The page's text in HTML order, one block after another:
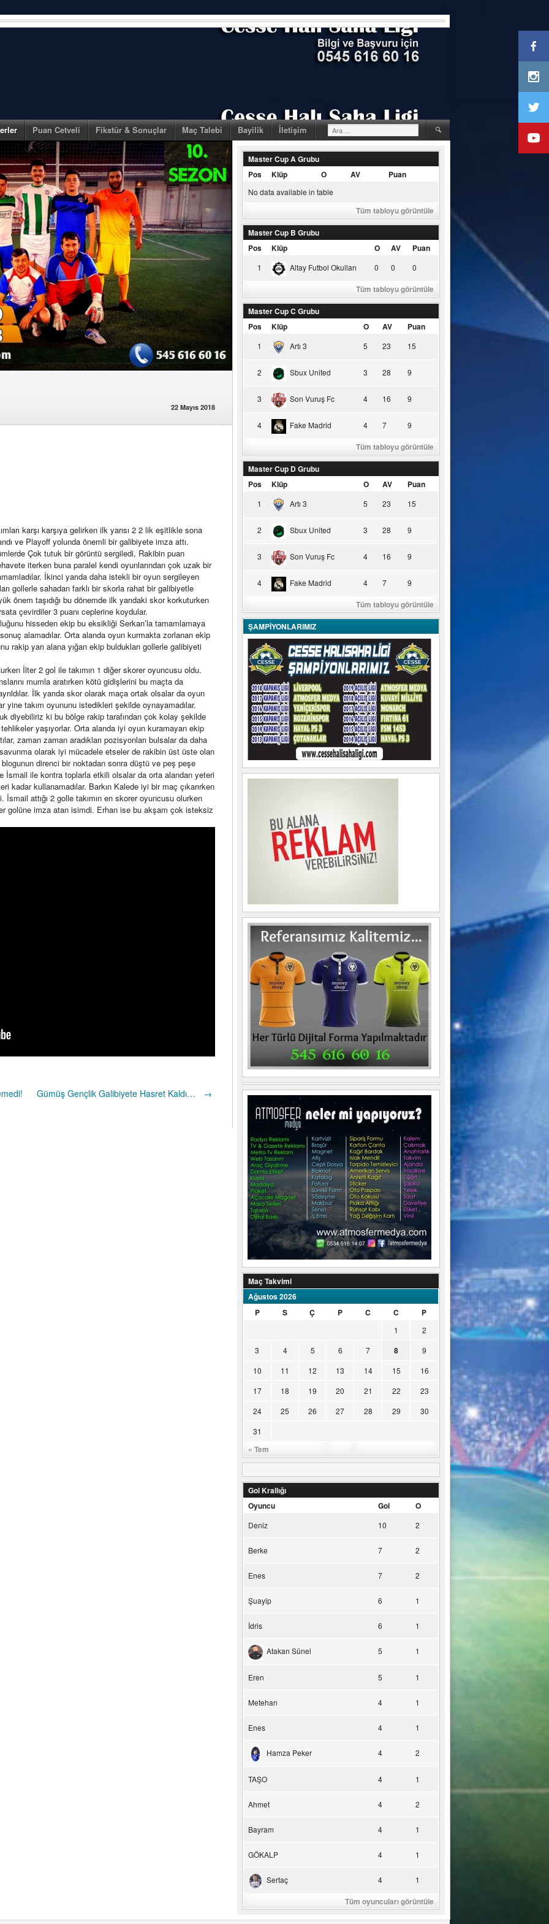
Puan Cetveli Fikstür & Sonuçlar Maç Talebi Bayilik İletişim Arama:
22 Mayıs 2018
karşı karşıya gelirken ilk yarısı 2 2 lik eşitlikle sona
ve Playoff yolunda önemli bir galibiyete imza attı.
Çok tutuk bir görüntü sergiledi, Rakibin puan
iterken buna paralel kendi oyunlarından çok uzak bir
İkinci yarıda daha istekli bir oyun sergileyen
gollerle sahadan farklı bir skorla rahat bir galibiyetle
önem taşıdığı bu dönemde ilk yarıdaki skor korkuturken
çevirdiler 3 puanı ceplerine koydular.
hisseden ekip bu eksikliği Serkan’la tamamlamaya
alamadılar. Orta alanda oyun kurmakta zorlanan ekip
rakip yarı alana yığan ekip buldukları gollerle galibiyeti
İlter 2 gol ile takımın 1 diğer skorer oyuncusu oldu.
mumla aratırken kötü gidişlerini bu maçta da
İlk yarıda skor olarak maça ortak olsalar da oyun
yine takım oyununu istedikleri şekilde oynayamadılar.
diyebiliriz ki bu bölge rakip tarafından çok kolay şekilde
yaşıyorlar. Orta alanda iyi oyun kuramayan ekip
zaman zaman aradıkları pozisyonları bulsalar da daha
olarak iyi mücadele etseler de rakibin üst üste olan
direnci bir noktadan sonra düştü ve peş peşe
İsmail ile kontra toplarla etkili olsalar da orta alandan yeteri
kadar kullanamadılar. Barkın Kalede iyi bir maç çıkarırken
attığı 2 golle takımın en skorer oyuncusu olurken
golüne imza atan isimdi. Erhan ise bu akşam çok isteksiz
Gümüş Gençlik Galibiyete Hasret Kaldı… →
Master Cup A Grubu
Pos
Klüp O AV Puan
No data available in table
Tüm tabloyu görüntüle
Master Cup B Grubu
Pos
Klüp O AV Puan
1 Altay Futbol Okulları 0 0 0
Tüm tabloyu görüntüle
Master Cup C Grubu
Pos
Klüp O AV Puan
1 Artı 3 5 23 15
2 Sbux United 3 28 9
3 Son Vuruş Fc 4 16 9
4 Fake Madrid 4 7 9
Tüm tabloyu görüntüle
Master Cup D Grubu
Pos
Klüp O AV Puan
1 Artı 3 5 23 15
2 Sbux United 3 28 9
3 Son Vuruş Fc 4 16 9
4 Fake Madrid 4 7 9
Tüm tabloyu görüntüle
ŞAMPİYONLARIMIZ
Maç Takvimi
Ağustos 2026
P
S Ç P C C P
« Tem
1
2
3
4 5 6 7 8
9
10
11 12 13 14 15
16
17
18 19 20 21 22
23
24
25 26 27 28 29
30
31
Gol Krallığı
Oyuncu
Gol O
Deniz 10 2
Berke 7 2
Enes 7 2
Şuayip 6 1
İdris 6 1
Atakan Sünel 5 1
Eren 5 1
Metehan 4 1
Enes 4 1
Hamza Peker 4 2
TAŞO 4 1
Ahmet 4 2
Bayram 4 1
GÖKALP 4 1
Sertaç 4 1
Tüm oyuncuları görüntüle